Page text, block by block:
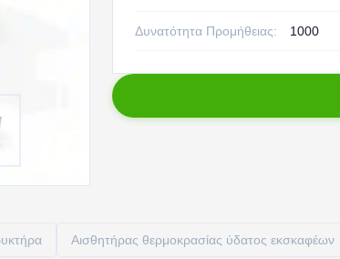
Δυνατότητα Προμήθειας: 1000
Αισθητήρας θερμοκρασίας ύδατος εκσκαφέων